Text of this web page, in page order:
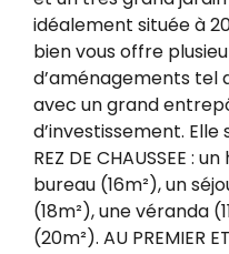
idéalement située à
bien vous offre
d’aménagements tel
avec un grand
d’investissement.
REZ DE CHAUSSEE :
bureau (16m²), un
(18m²), une véranda
(20m²). AU PREMIER